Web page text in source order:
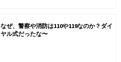
なぜ、警察や消防は110や119なのか？ダイ
ヤル式だったな〜